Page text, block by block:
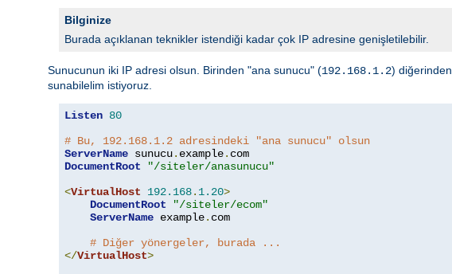
Bilginize
Burada açıklanan teknikler istendiği kadar çok IP adresine genişletilebilir.
Sunucunun iki IP adresi olsun. Birinden "ana sunucu" (192.168.1.2) diğerinden
sunabilelim istiyoruz.
Listen 80
# Bu, 192.168.1.2 adresindeki "ana sunucu" olsun
ServerName sunucu. example.
DocumentRoot
"/siteler/anasunucu"
<VirtualHost 192.168. 1.20>
DocumentRoot
"/siteler/ecom"
ServerName example. com
# Diğer yönergeler, burada ...
</VirtualHost>